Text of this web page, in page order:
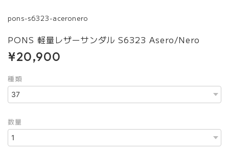
pons-s6323-aceronero
PONS 軽量レザーサンダル S6323 Asero/Nero
¥20,900
種類
数量